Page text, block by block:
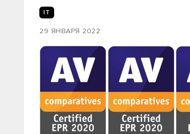
IT
29 ЯНВАРЯ 2022